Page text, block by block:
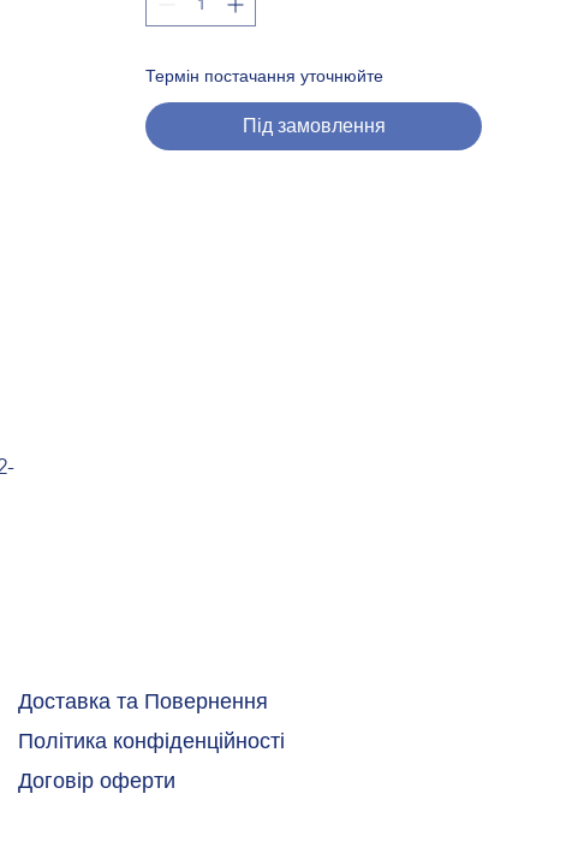
Термін постачання уточнюйте
Під замовлення
Доставка та Повернення
Політика конфіденційності
Договір оферти